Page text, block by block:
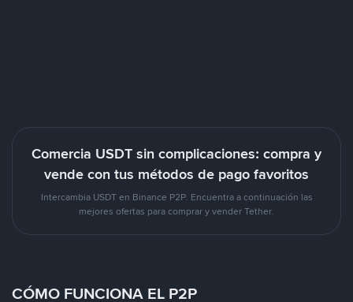
Comercia USDT sin complicaciones: compra y
vende con tus métodos de pago favoritos
Intercambia USDT en Binance P2P. Encuentra a continuación las
mejores ofertas para comprar y vender Tether.
CÓMO FUNCIONA EL P2P